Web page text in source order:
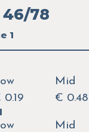
78
1
0.19
Mid
€ 0.48
Mid